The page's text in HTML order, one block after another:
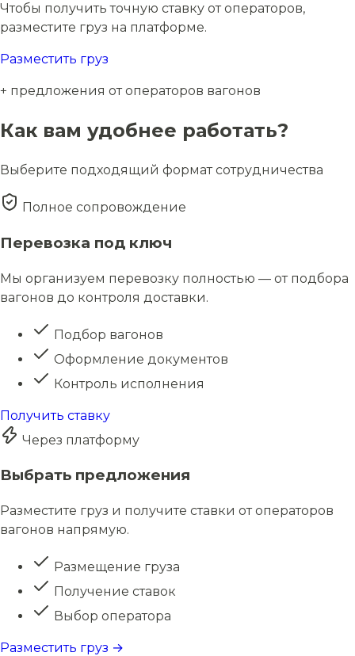
Чтобы получить точную ставку от операторов,
разместите груз на платформе.
Разместить груз
+ предложения от операторов вагонов
Как вам удобнее работать?
Выберите подходящий формат сотрудничества
Полное сопровождение
Перевозка под ключ
Мы организуем перевозку полностью — от подбора
вагонов до контроля доставки.
Подбор вагонов
Оформление документов
Контроль исполнения
Получить ставку
Через платформу
Выбрать предложения
Разместите груз и получите ставки от операторов
вагонов напрямую.
Размещение груза
Получение ставок
Выбор оператора
Разместить груз →